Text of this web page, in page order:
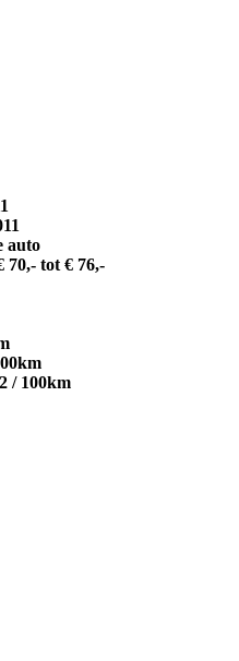
auto
70,- tot € 76,-
/ 100km